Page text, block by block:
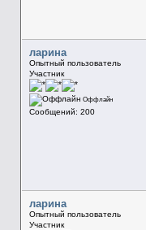
ларина
Опытный пользователь
Участник
Оффлайн
Сообщений: 200
ларина
Опытный пользователь
Участник